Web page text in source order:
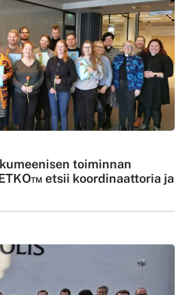
toiminnan
etsii koordinaattoria ja